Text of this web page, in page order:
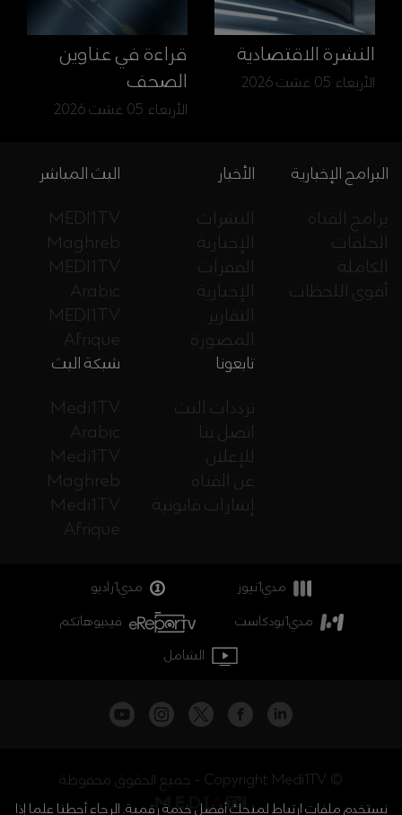
النشرة الاقتصادية
الأربعاء 05 غشت 2026
قراءة في عناوين
الصحف
الأربعاء 05 غشت 2026
البث المباشر
MEDI1TV
Maghreb
MEDI1TV
Arabic
MEDI1TV
Afrique
الأخبار
النشرات
الإخبارية
الفقرات
الإخبارية
التقارير
المصورة
البرامج الإخبارية
برامج القناة
الحلقات
الكاملة
أقوى اللحظات
شبكة البث
Medi1TV
Arabic
Medi1TV
Maghreb
Medi1TV
Afrique
تابعونا
ترددات البث
اتصل بنا
للإعلان
عن القناة
إشارات قانونية
مدي1نيوز
مدي1راديو
مدي1بودكاست
فيديوهاتكم
الشامل
جميع الحقوق محفوظة - Copyright Medi1TV ©
نستخدم ملفات ارتباط لمنحك أفضل خدمة رقمية. الرجاء أحطنا علما إذا